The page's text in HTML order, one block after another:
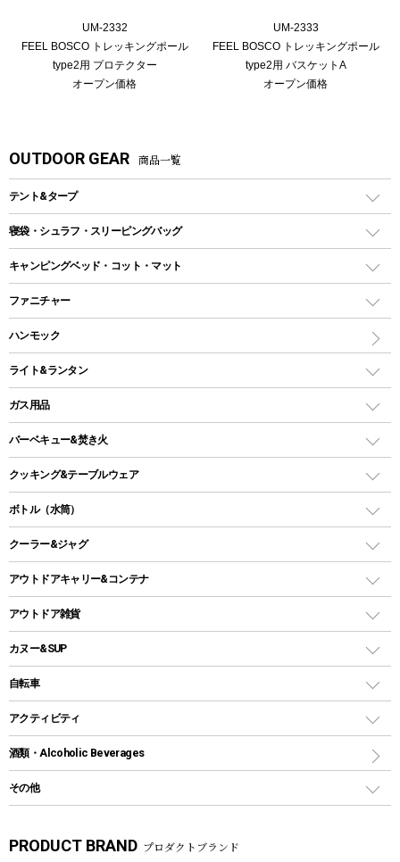
UM-2332
FEEL BOSCO トレッキングポール
type2用 プロテクター
オープン価格
UM-2333
FEEL BOSCO トレッキングポール
type2用 バスケットA
オープン価格
OUTDOOR GEAR 商品一覧
テント&タープ
テント
ツールームテント
ワンポールテント
シェルターテント
ロッジ型・オリジナルテント
タープ
スクエアタープ（レクタタープ）
メッシュタープ
自立式タープ
パラソル
テントアクセサリー
ペグ
グランドシート
ガイドロープ
ツール
寝袋・シュラフ・スリーピングバッグ
レクタングラー型（封筒型）シュラフ
インナーシュラフ
キャンピングベッド・コット・マット
キャンピングベッド・コット
インフレータブルマット
ファニチャー
アウトドアテーブル
レジャーシート
ハンモック
ライト&ランタン
LEDランタン
ガスランタン
オイルランタン
LEDライト
ヘッドライト
キャンドル
ガス用品
ガスバーナー
ガス缶
ガストーチ、ライター
バーベキュー&焚き火
バーベキューコンロ、グリル
焚き火台タイプ（ロースタイル）グリル
卓上タイプグリル
パーティータイプグリル
鉄板、アミ
焚き火台&ストーブ
火起こし
バーベキューツール
クッキング&テーブルウェア
ダッチオーブン
ホットサンドメーカー
クッカーセット
シェラカップ
クッキングツール
ナイフ
カトラリー
マグカップ、カップ
ボトル（水筒）
ステンレスボトル
コップ付きタイプ
ワンタッチタイプ
プラスチックボトル
ディズニーボトル
クーラー&ジャグ
クーラーボックス
クーラーバッグ
ウォータージャグ
保冷剤
アウトドアキャリー&コンテナ
アウトドアキャリー
アウトドア雑貨
バックパック&バッグ
リュック、バックパック
トートバッグ、サコッシュ
ショッピングキャリー
その他アウトドア雑貨
カヌー&SUP
インフレータブル
カヤック
パドル
ヘルメット
自転車
折りたたみ自転車
スポーツサイクル
シティサイクル
アクティビティ
マリン
ラッシュガード
酒類・Alcoholic Beverages
その他
湯たんぽ
PRODUCT BRAND プロダクトブランド